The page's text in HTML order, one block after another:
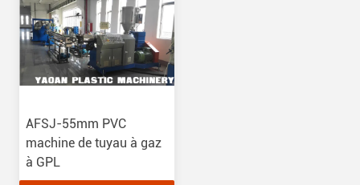
AFSJ-55mm PVC
machine de tuyau à gaz
à GPL